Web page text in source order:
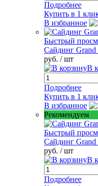
Подробнее
Купить в 1
В избранное
Быстрый
Сайдинг Grand
руб. / шт
В
Подробнее
Купить в 1
В избранное
Рекомендуем
Быстрый
Сайдинг Grand
руб. / шт
В
Подробнее